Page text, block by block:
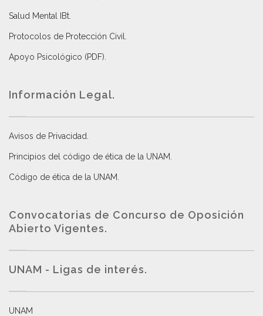
Salud Mental IBt
Protocolos de Protección Civil
Apoyo Psicológico (PDF)
Información Legal.
Avisos de Privacidad
Principios del código de ética de la UNAM
Código de ética de la UNAM
Convocatorias de Concurso de Oposición
Abierto Vigentes.
UNAM - Ligas de interés.
UNAM